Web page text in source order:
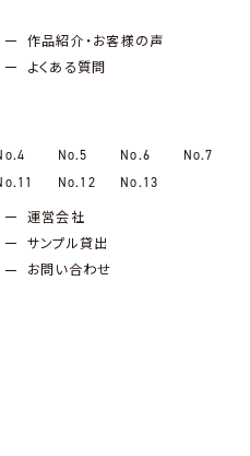
作品紹介・お客様の声
よくある質問
No.5 No.6
No.7
No.12 No.13
運営会社
サンプル貸出
お問い合わせ